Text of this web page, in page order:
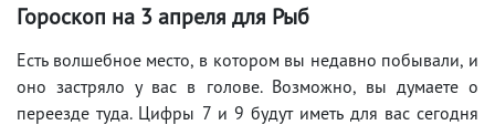
Гороскоп на 3 апреля для Рыб
Есть волшебное место, в котором вы недавно побывали, и
оно застряло у вас в голове. Возможно, вы думаете о
переезде туда. Цифры 7 и 9 будут иметь для вас сегодня